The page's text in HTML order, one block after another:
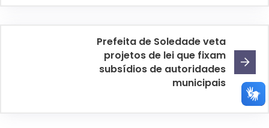
Prefeita de Soledade veta
projetos de lei que fixam
subsídios de autoridades
municipais